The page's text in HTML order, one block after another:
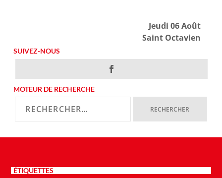
Jeudi 06 Août
Saint Octavien
SUIVEZ-NOUS
MOTEUR DE RECHERCHE
ÉTIQUETTES